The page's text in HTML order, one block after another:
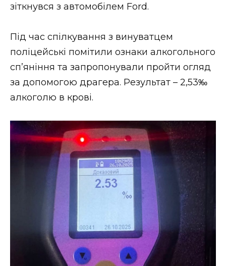
ФОТО
ВІДЕО
зіткнувся з автомобілем Ford.
Під час спілкування з винуватцем
поліцейські помітили ознаки алкогольного
сп’яніння та запропонували пройти огляд
за допомогою драгера. Результат – 2,53‰
алкоголю в крові.